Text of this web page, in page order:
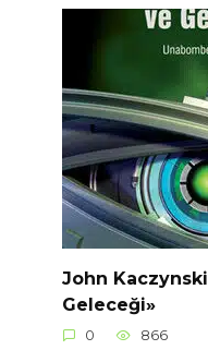
John
Geleceği»
0 866